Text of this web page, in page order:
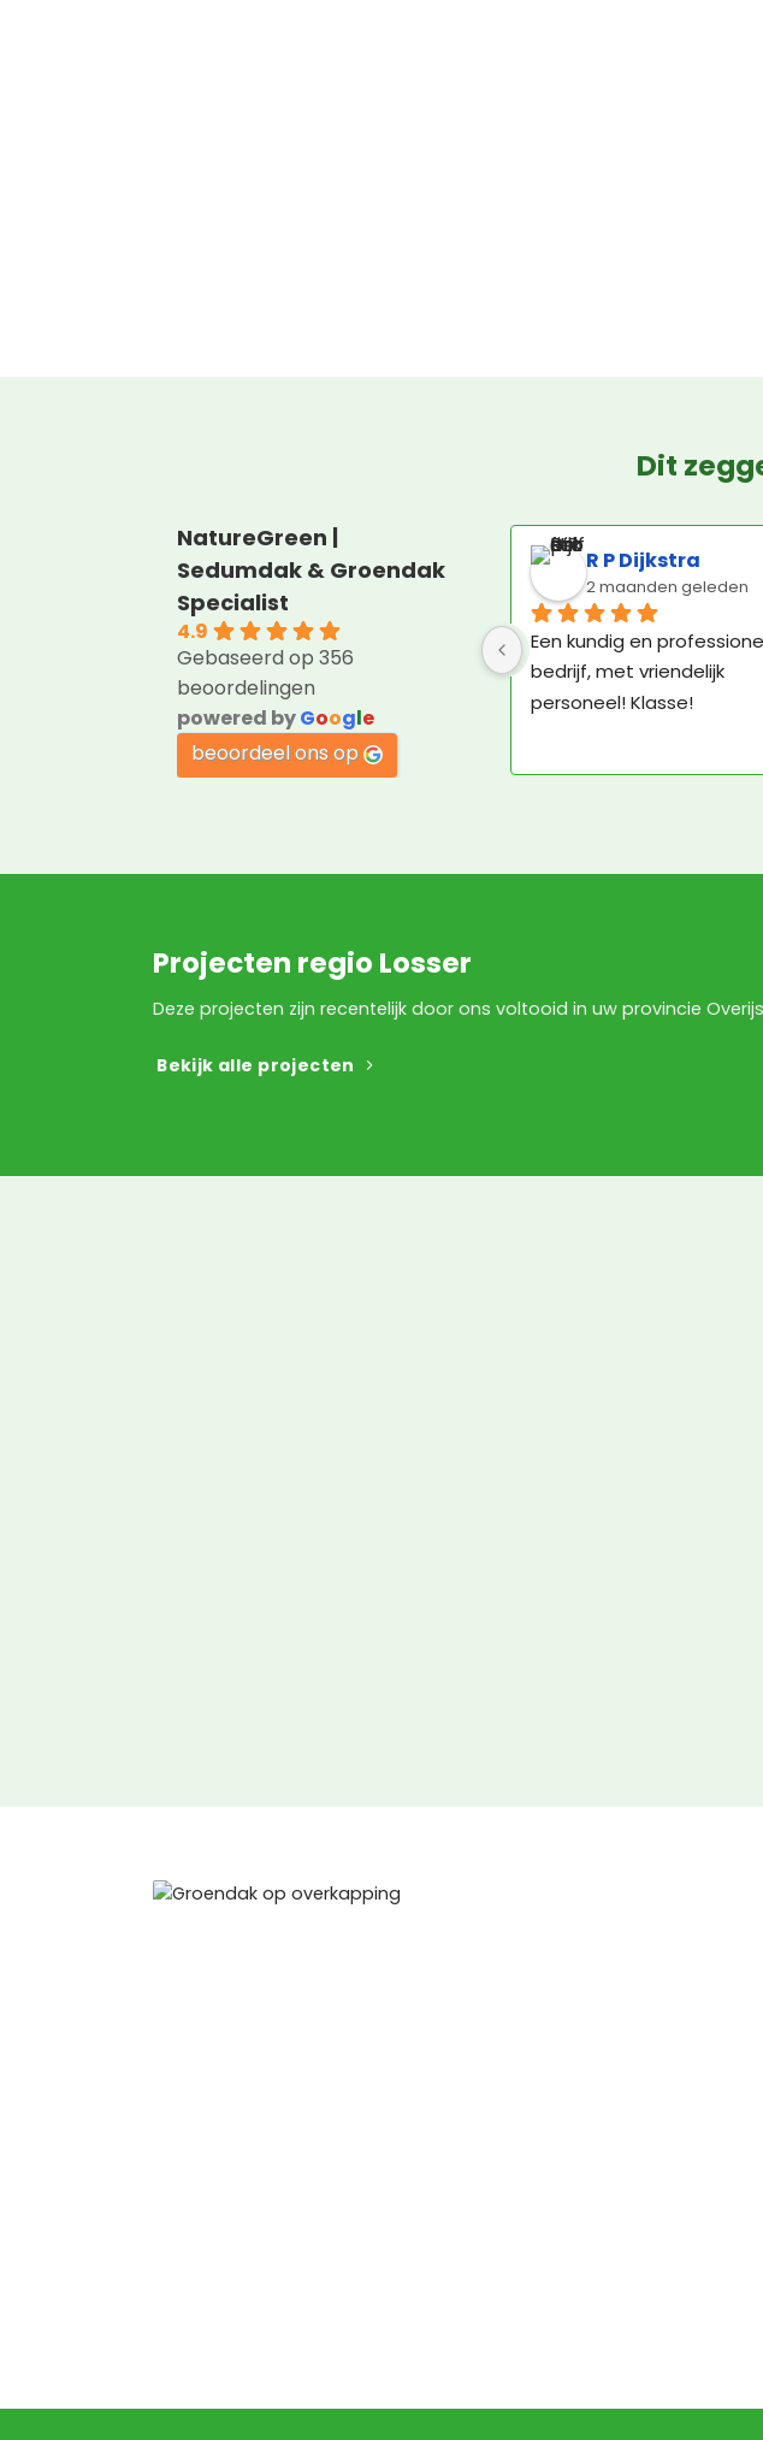
Dit
NatureGreen |
Sedumdak & Groendak
Specialist
4.9
Gebaseerd op 356
beoordelingen
powered byGoogle
beoordeel ons op
R P Dijkstra
2 maanden geleden
Een kundig en
bedrijf, met vriendelijk
personeel! Klasse!
Projecten regio Losser
Deze projecten zijn recentelijk door ons voltooid in uw provincie
Bekijk alle projecten